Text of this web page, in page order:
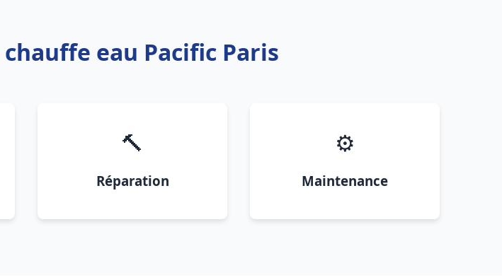
eau Pacific Paris
🔨
Réparation
⚙️
Maintenance